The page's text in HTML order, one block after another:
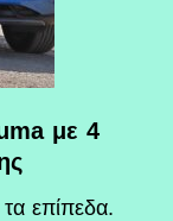
με 4
επίπεδα.